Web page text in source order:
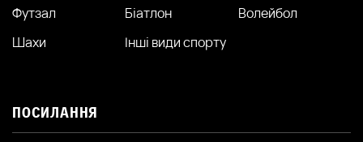
Футзал
Біатлон
Волейбол
Шахи
Інші види спорту
ПОСИЛАННЯ